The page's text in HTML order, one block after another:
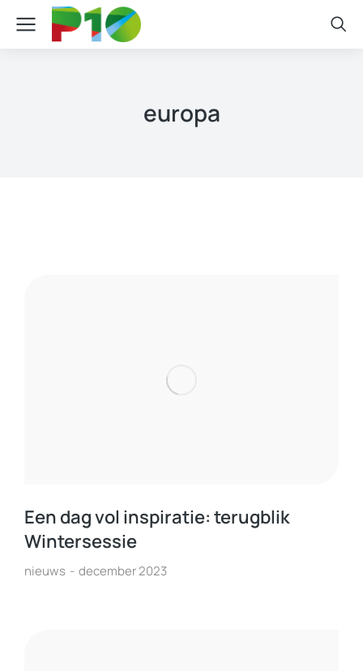
europa
Een dag vol inspiratie: terugblik
Wintersessie
nieuws december 2023